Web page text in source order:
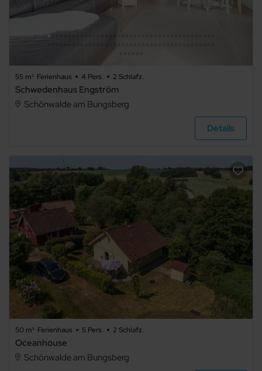
55 m² Ferienhaus 4 Pers. 2 Schlafz.
Schwedenhaus Engström
Schönwalde am Bungsberg
Details
50 m² Ferienhaus 5 Pers. 2 Schlafz.
Oceanhouse
Schönwalde am Bungsberg